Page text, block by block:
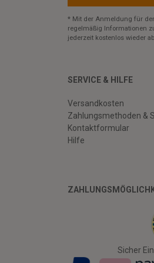
* Mit der Anmeldung für
regelmäßig Informationen
jederzeit kostenlos wieder
SERVICE & HILFE
Versandkosten
Zahlungsmethoden &
Kontaktformular
Hilfe
Sicher